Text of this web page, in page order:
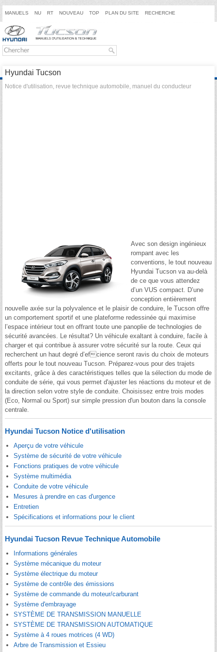
MANUELS NU RT NOUVEAU TOP PLAN DU SITE RECHERCHE
Hyundai Tucson
Notice d'utilisation, revue technique automobile, manuel du conducteur
Avec son design ingénieux
rompant avec les
conventions, le tout nouveau
Hyundai Tucson va au-delà
de ce que vous attendez
d’un VUS compact. D’une
conception entièrement
nouvelle axée sur la polyvalence et le plaisir de conduire, le Tucson offre
un comportement sportif et une plateforme redessinée qui maximise
l’espace intérieur tout en offrant toute une panoplie de technologies de
sécurité avancées. Le résultat? Un véhicule exaltant à conduire, facile à
charger et qui contribue à assurer votre sécurité sur la route. Ceux qui
recherchent un haut degré d’efcience seront ravis du choix de moteurs
offerts pour le tout nouveau Tucson. Préparez-vous pour des trajets
excitants, grâce à des caractéristiques telles que la sélection du mode de
conduite de série, qui vous permet d'ajuster les réactions du moteur et de
la direction selon votre style de conduite. Choisissez entre trois modes
(Eco, Normal ou Sport) sur simple pression d'un bouton dans la console
centrale.
Hyundai Tucson Notice d'utilisation
Aperçu de votre véhicule
Système de sécurité de votre véhicule
Fonctions pratiques de votre véhicule
Système multimédia
Conduite de votre véhicule
Mesures à prendre en cas d'urgence
Entretien
Spécifications et informations pour le client
Hyundai Tucson Revue Technique Automobile
Informations générales
Système mécanique du moteur
Système électrique du moteur
Système de contrôle des émissions
Système de commande du moteur/carburant
Système d'embrayage
SYSTÈME DE TRANSMISSION MANUELLE
SYSTÈME DE TRANSMISSION AUTOMATIQUE
Système à 4 roues motrices (4 WD)
Arbre de Transmission et Essieu